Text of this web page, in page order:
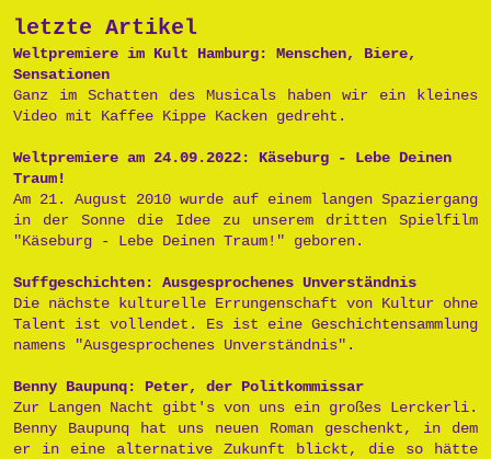
letzte Artikel
Weltpremiere im Kult Hamburg: Menschen, Biere,
Sensationen
Ganz im Schatten des Musicals haben wir ein kleines
Video mit Kaffee Kippe Kacken gedreht.
Weltpremiere am 24.09.2022: Käseburg - Lebe Deinen
Traum!
Am 21. August 2010 wurde auf einem langen Spaziergang
in der Sonne die Idee zu unserem dritten Spielfilm
"Käseburg - Lebe Deinen Traum!" geboren.
Suffgeschichten: Ausgesprochenes Unverständnis
Die nächste kulturelle Errungenschaft von Kultur ohne
Talent ist vollendet. Es ist eine Geschichtensammlung
namens "Ausgesprochenes Unverständnis".
Benny Baupunq: Peter, der Politkommissar
Zur Langen Nacht gibt's von uns ein großes Lerckerli.
Benny Baupunq hat uns neuen Roman geschenkt, in dem
er in eine alternative Zukunft blickt, die so hätte